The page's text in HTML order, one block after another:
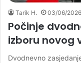
Tarik H. 03/06/2026
Počinje
izboru novog
Dvodnevno